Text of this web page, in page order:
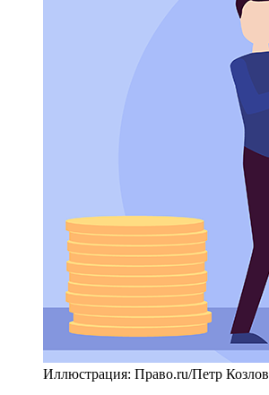
Иллюстрация: Право.ru/Петр Козлов